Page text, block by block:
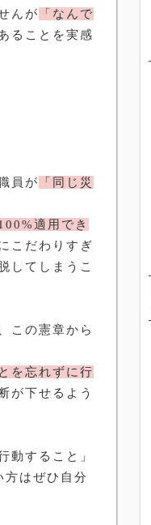
んが
「なんで
ることを実感
員が
「同じ災
適用でき
こだわりすぎ
してしまうこ
この憲章から
を忘れずに行
が下せるよう
動すること」
はぜひ自分